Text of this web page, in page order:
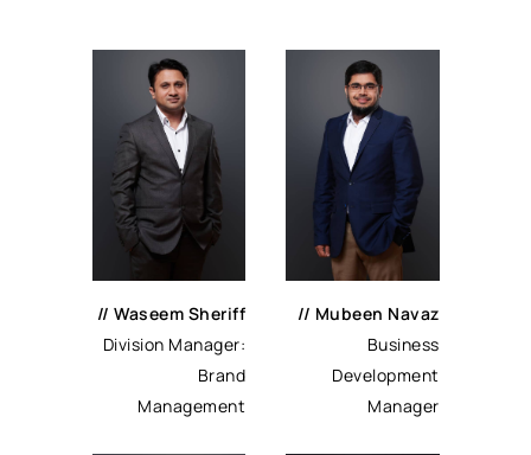
//Waseem Sheriff
Division Manager:
Brand
Management
// Mubeen Navaz
Business
Development
Manager